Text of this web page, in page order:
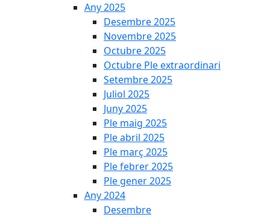
Any 2025
Desembre 2025
Novembre 2025
Octubre 2025
Octubre Ple extraordinari
Setembre 2025
Juliol 2025
Juny 2025
Ple maig 2025
Ple abril 2025
Ple març 2025
Ple febrer 2025
Ple gener 2025
Any 2024
Desembre